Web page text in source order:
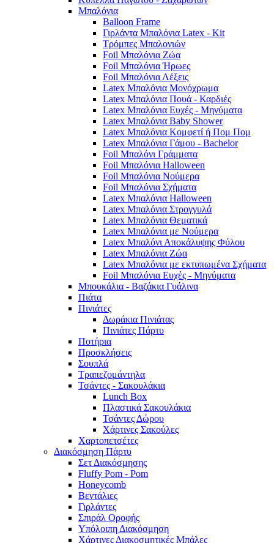
Μπαλόνια
Balloon Frame
Γιρλάντα Μπαλόνια Latex - Kit
Τρόμπες Μπαλονιών
Foil Μπαλόνια Ζώα
Foil Μπαλόνια Ήρωες
Foil Μπαλόνια Λέξεις
Latex Μπαλόνια Μονόχρωμα
Latex Μπαλόνια Πουά - Καρδιές
Latex Μπαλόνια Ευχές - Μηνύματα
Latex Μπαλόνια Baby Shower
Latex Μπαλόνια Κομφετί ή Πομ Πομ
Latex Μπαλόνια Γάμου - Bachelor
Foil Μπαλόνι Γράμματα
Foil Μπαλόνια Halloween
Foil Μπαλόνια Νούμερα
Foil Μπαλόνια Σχήματα
Latex Μπαλόνια Halloween
Latex Μπαλόνια Στρογγυλά
Latex Μπαλόνια Θεματικά
Latex Μπαλόνια με Νούμερα
Latex Μπαλόνι Αποκάλυψης Φύλου
Latex Μπαλόνια Ζώα
Latex Μπαλόνια με εκτυπωμένα Σχήματα
Foil Μπαλόνια Ευχές - Μηνύματα
Μπουκάλια - Βαζάκια Γυάλινα
Πιάτα
Πινιάτες
Δωράκια Πινιάτας
Πινιάτες Πάρτυ
Ποτήρια
Προσκλήσεις
Σουπλά
Τραπεζομάντηλα
Τσάντες - Σακουλάκια
Lunch Box
Πλαστικά Σακουλάκια
Τσάντες Δώρου
Χάρτινες Σακούλες
Χαρτοπετσέτες
Διακόσμηση Πάρτυ
Σετ Διακόσμησης
Fluffy Pom - Pom
Honeycomb
Βεντάλιες
Γιρλάντες
Σπιράλ Οροφής
Υπόλοιπη Διακόσμηση
Χάρτινες Διακοσμητικές Μπάλες